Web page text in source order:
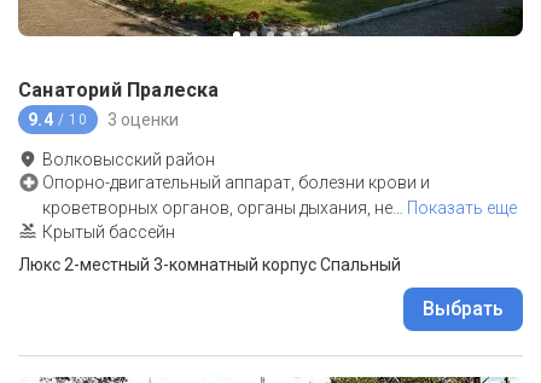
Санаторий Пралеска
9.4 / 10 3 оценки
Волковысский район
Опорно-двигательный аппарат, болезни крови и
кроветворных органов, органы дыхания, не… Показать еще
Крытый бассейн
Люкс 2-местный 3-комнатный корпус Спальный
Выбрать